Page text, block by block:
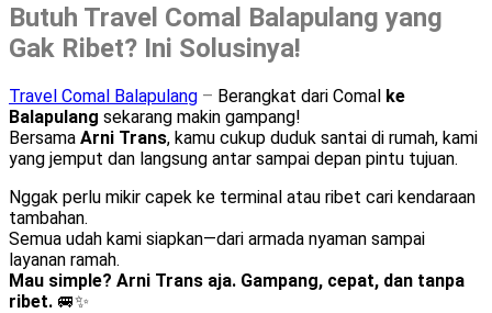
Butuh Travel Comal Balapulang yang
Gak Ribet? Ini Solusinya!
Travel Comal Balapulang – Berangkat dari Comal ke
Balapulang sekarang makin gampang!
Bersama Arni Trans, kamu cukup duduk santai di rumah, kami
yang jemput dan langsung antar sampai depan pintu tujuan.
Nggak perlu mikir capek ke terminal atau ribet cari kendaraan
tambahan.
Semua udah kami siapkan—dari armada nyaman sampai
layanan ramah.
Mau simple? Arni Trans aja. Gampang, cepat, dan tanpa
ribet. 🚐✨